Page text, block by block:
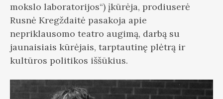
mokslo laboratorijos“) įkūrėja, prodiuserė
Rusnė Kregždaitė pasakoja apie
nepriklausomo teatro augimą, darbą su
jaunaisiais kūrėjais, tarptautinę plėtrą ir
kultūros politikos iššūkius.